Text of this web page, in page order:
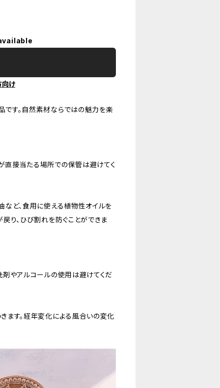
向け
す。自然素材ならではの魅力を楽
直接当たる場所での保管は避けてく
など、食用に使える植物性オイルを
り、ひび割れを防ぐことができま
剤やアルコールの使用は避けてくだ
ます。経年変化による風合いの変化